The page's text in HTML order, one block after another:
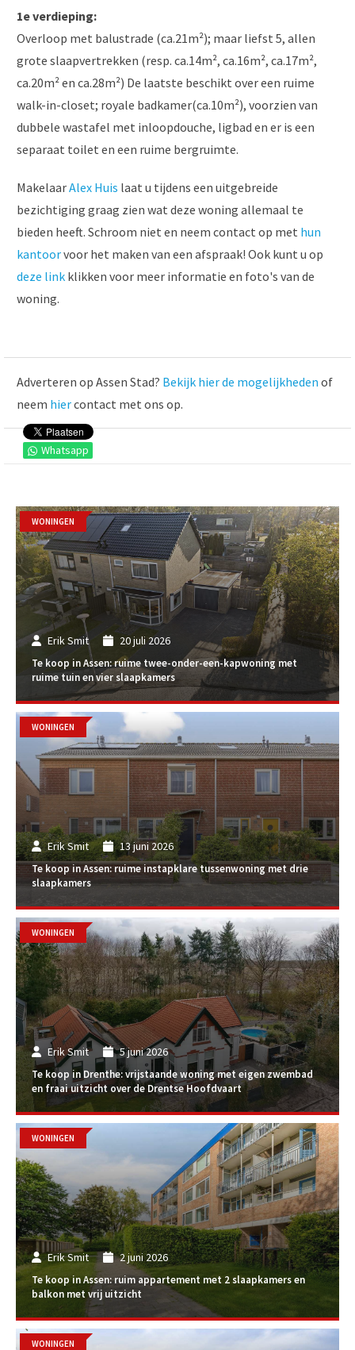
1e verdieping:
Overloop met balustrade (ca.21m²); maar liefst 5, allen
grote slaapvertrekken (resp. ca.14m², ca.16m², ca.17m²,
ca.20m² en ca.28m²) De laatste beschikt over een ruime
walk-in-closet; royale badkamer(ca.10m²), voorzien van
dubbele wastafel met inloopdouche, ligbad en er is een
separaat toilet en een ruime bergruimte.
MakelaarAlex Huis laat u tijdens een uitgebreide
bezichtiging graag zien wat deze woning allemaal te
bieden heeft. Schroom niet en neem contact op met hun
kantoorvoor het maken van een afspraak! Ook kunt u op
deze link klikken voor meer informatie en foto's van de
woning.
Whatsapp
Adverteren op Assen Stad? Bekijk hier de mogelijkheden of
neem hiercontact met ons op.
Erik Smit 20 juli 2026
Te koop in Assen: ruime twee-onder-een-kapwoning met
ruime tuin en vier slaapkamers
WONINGEN
Erik Smit 13 juni 2026
Te koop in Assen: ruime instapklare tussenwoning met drie
slaapkamers
WONINGEN
Erik Smit 5 juni 2026
Te koop in Drenthe: vrijstaande woning met eigen zwembad
en fraai uitzicht over de Drentse Hoofdvaart
WONINGEN
Erik Smit 2 juni 2026
Te koop in Assen: ruim appartement met 2 slaapkamers en
balkon met vrij uitzicht
WONINGEN
WONINGEN